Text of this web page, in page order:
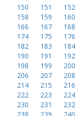
150
151 152
158
159 160
166
167 168
174
175 176
182
183 184
190
191 192
198
199 200
206
207 208
214
215 216
222
223 224
230
231 232